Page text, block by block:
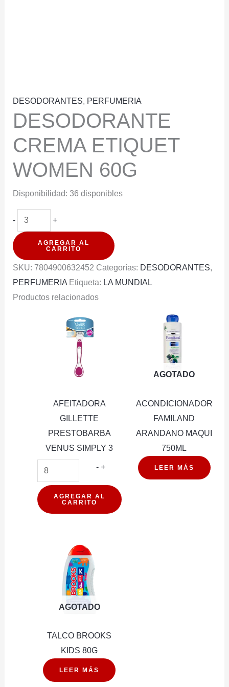
DESODORANTES, PERFUMERIA
DESODORANTE
CREMA ETIQUET
WOMEN 60G
Disponibilidad: 36 disponibles
-
DESODORANTE
CREMA
ETIQUET
WOMEN
+
AGREGAR AL
CARRITO
SKU: 7804900632452 Categorías: DESODORANTES,
PERFUMERIA Etiqueta: LA MUNDIAL
Productos relacionados
AFEITADORA
GILLETTE
PRESTOBARBA
VENUS SIMPLY 3
- AFEITADORA
PRESTOBARBA
VENUS
+
AGREGAR AL
CARRITO
AGOTADO
ACONDICIONADOR
FAMILAND
ARANDANO MAQUI
750ML
LEER MÁS
AGOTADO
TALCO BROOKS
KIDS 80G
LEER MÁS